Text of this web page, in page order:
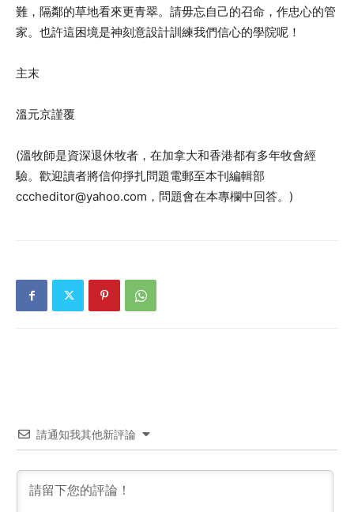
難，隔鄰的草地看來更青翠。請毋忘自己的召命，作忠心的管
家。也許這困境是神刻意設計訓練我們信心的學院呢！
主末
溫元京謹覆
(溫牧師是資深退休牧者，在加拿大和香港都有多年牧會經
驗。歡迎讀者將信仰掙扎問題電郵至本刊編輯部
cccheditor@yahoo.com，問題會在本專欄中回答。)
請通知我其他新評論